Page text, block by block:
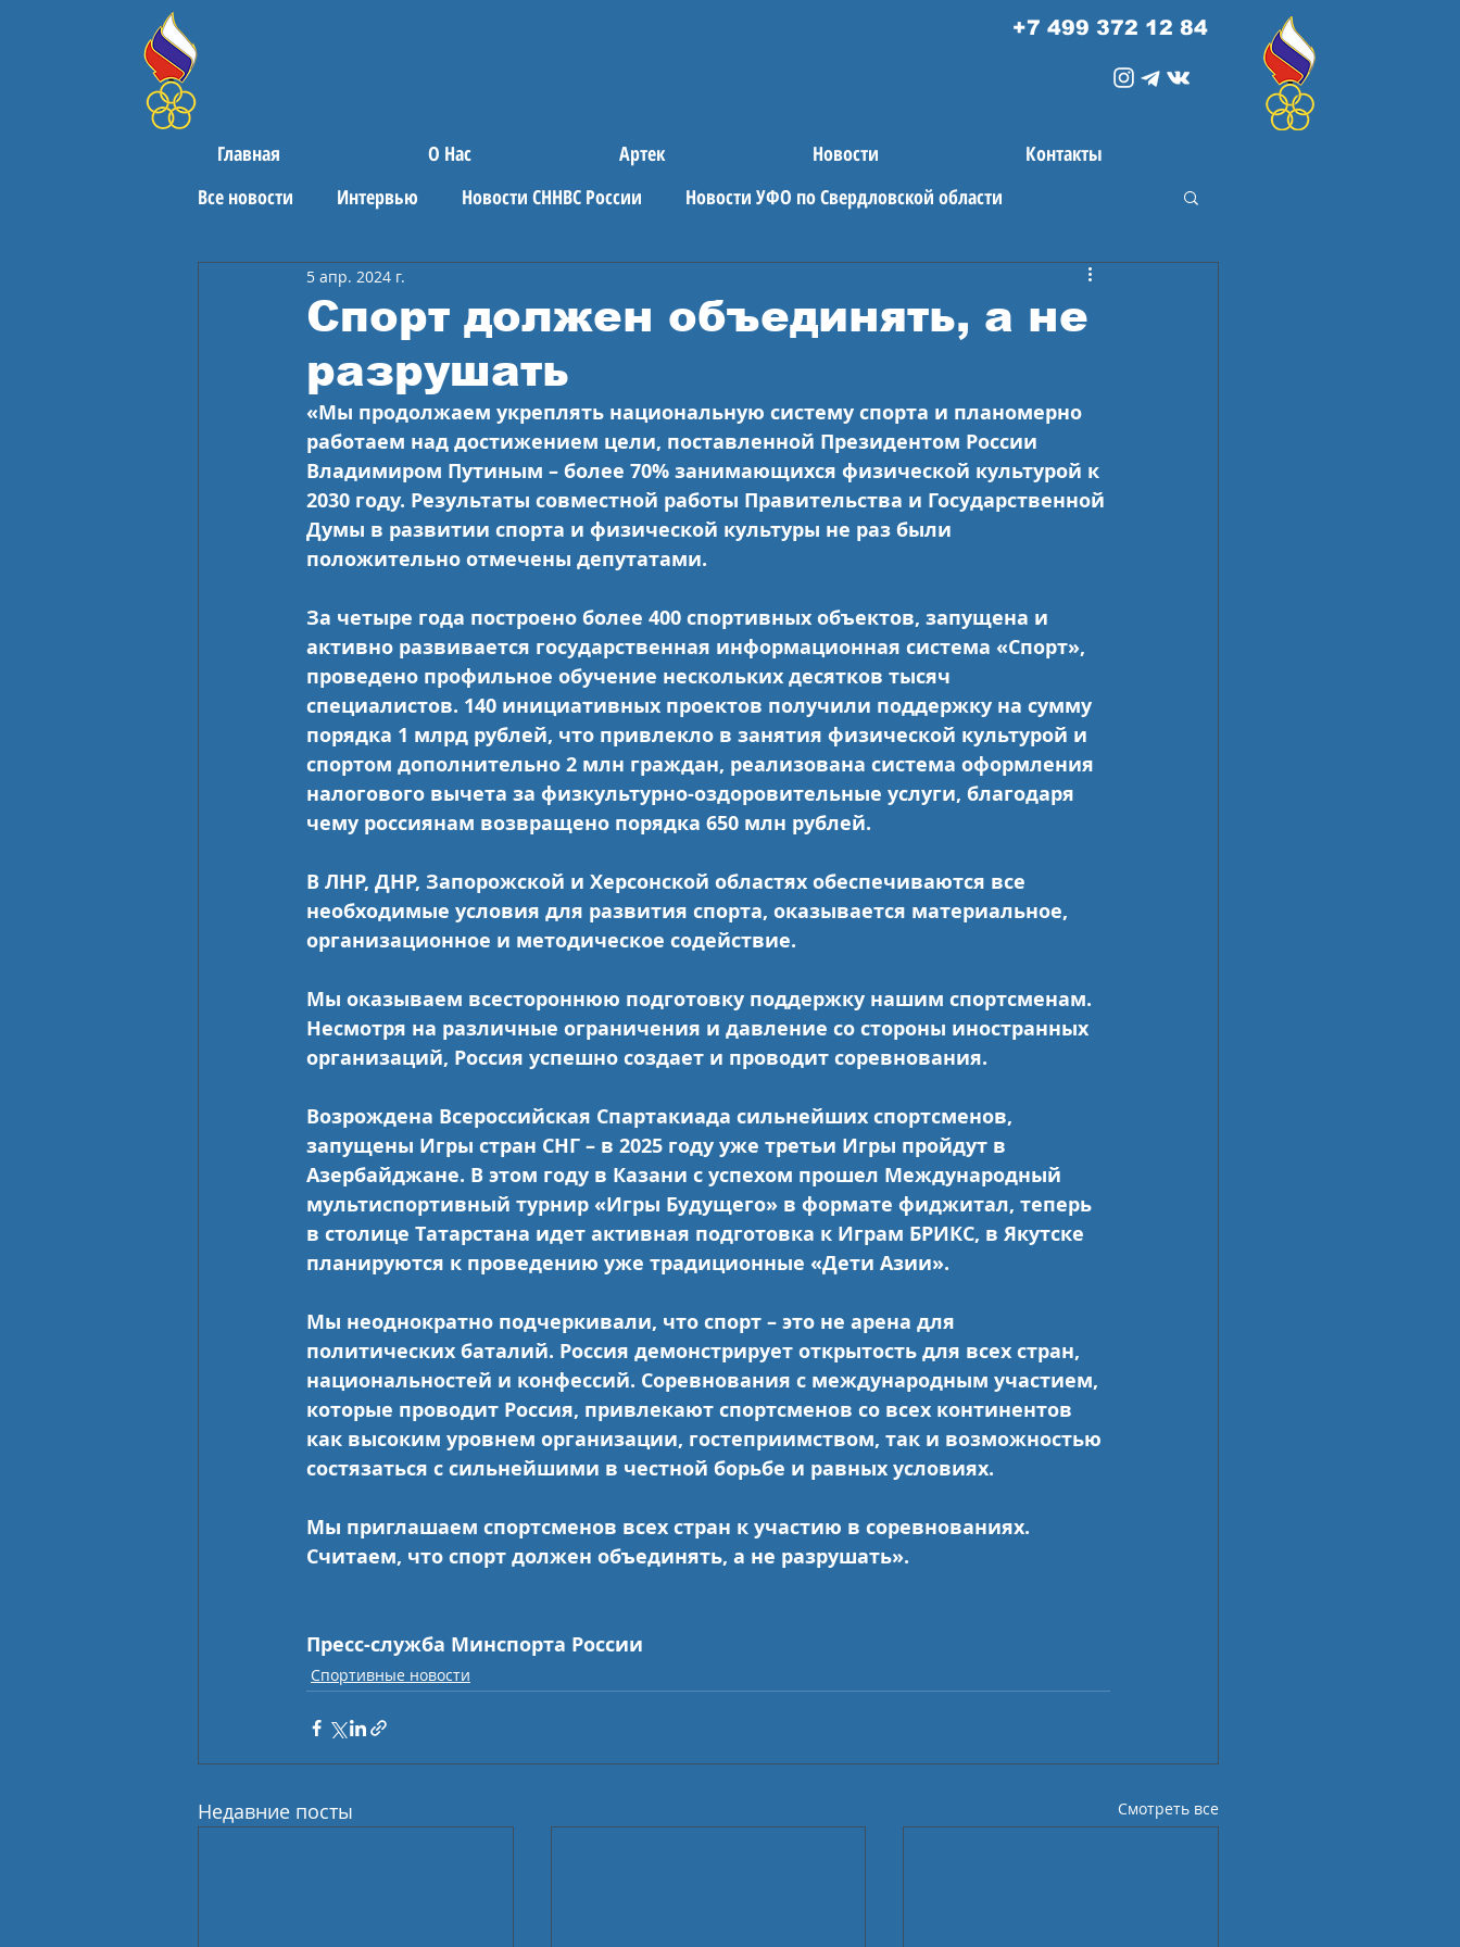
+7 499 372 12 84
Главная О Нас Артек Новости
Контакты
Все новости
Интервью Новости СННВС России Новости УФО по Свердловской области
Поздравления Спортивные новости
Спорт должен объединять, а не
разрушать
5 апр. 2024 г.
«Мы продолжаем укреплять национальную систему спорта и планомерно
работаем над достижением цели, поставленной Президентом России
Владимиром Путиным – более 70% занимающихся физической культурой к
2030 году. Результаты совместной работы Правительства и Государственной
Думы в развитии спорта и физической культуры не раз были
положительно отмечены депутатами.
За четыре года построено более 400 спортивных объектов, запущена и
активно развивается государственная информационная система «Спорт»,
проведено профильное обучение нескольких десятков тысяч
специалистов. 140 инициативных проектов получили поддержку на сумму
порядка 1 млрд рублей, что привлекло в занятия физической культурой и
спортом дополнительно 2 млн граждан, реализована система оформления
налогового вычета за физкультурно-оздоровительные услуги, благодаря
чему россиянам возвращено порядка 650 млн рублей.
В ЛНР, ДНР, Запорожской и Херсонской областях обеспечиваются все
необходимые условия для развития спорта, оказывается материальное,
организационное и методическое содействие.
Мы оказываем всестороннюю подготовку поддержку нашим спортсменам.
Несмотря на различные ограничения и давление со стороны иностранных
организаций, Россия успешно создает и проводит соревнования.
Возрождена Всероссийская Спартакиада сильнейших спортсменов,
запущены Игры стран СНГ – в 2025 году уже третьи Игры пройдут в
Азербайджане. В этом году в Казани с успехом прошел Международный
мультиспортивный турнир «Игры Будущего» в формате фиджитал, теперь
в столице Татарстана идет активная подготовка к Играм БРИКС, в Якутске
планируются к проведению уже традиционные «Дети Азии».
Мы неоднократно подчеркивали, что спорт – это не арена для
политических баталий. Россия демонстрирует открытость для всех стран,
национальностей и конфессий. Соревнования с международным участием,
которые проводит Россия, привлекают спортсменов со всех континентов
как высоким уровнем организации, гостеприимством, так и возможностью
состязаться с сильнейшими в честной борьбе и равных условиях.
Мы приглашаем спортсменов всех стран к участию в соревнованиях.
Считаем, что спорт должен объединять, а не разрушать».
Пресс-служба Минспорта России
Спортивные новости
Недавние посты Смотреть все